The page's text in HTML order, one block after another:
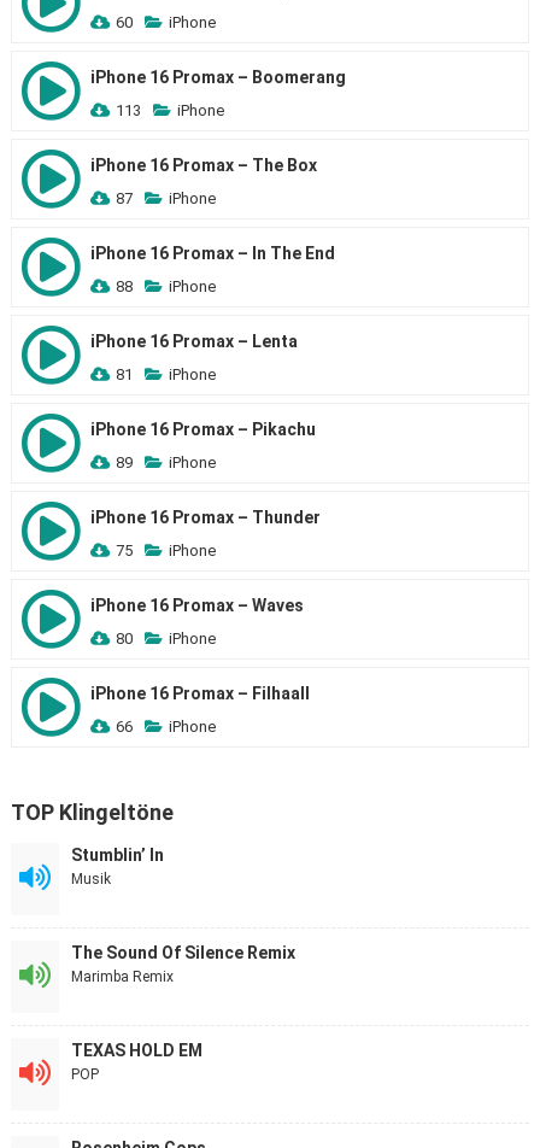
60 iPhone
iPhone 16 Promax – Boomerang
113 iPhone
iPhone 16 Promax – The Box
87 iPhone
iPhone 16 Promax – In The End
88 iPhone
iPhone 16 Promax – Lenta
81 iPhone
iPhone 16 Promax – Pikachu
89 iPhone
iPhone 16 Promax – Thunder
75 iPhone
iPhone 16 Promax – Waves
80 iPhone
iPhone 16 Promax – Filhaall
66 iPhone
TOP Klingeltöne
Stumblin’ In
Musik
The Sound Of Silence Remix
Marimba Remix
TEXAS HOLD EM
POP